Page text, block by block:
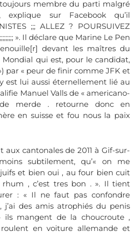
membre du parti malgré
explique sur Facebook qu’il
;;; ALLEZ ? POURSUIVEZ
». Il déclare que Marine Le Pen
devant les maîtres du
Mondial qui est, pour le candidat,
par « peur de finir comme JFK et
est lui aussi éternellement lié au
Manuel Valls de « americano-
de merde . retourne donc en
en suisse et fou nous la paix
cantonales de 2011 à Gif-sur-
subtilement, qu’« on me
et bien oui , au four bien cuit
, c’est tres bon . ». Il tient
: « Il ne faut pas confondre
j’ai des amis atrophiés du penis
ils mangent de la choucroute ,
en voiture allemande et